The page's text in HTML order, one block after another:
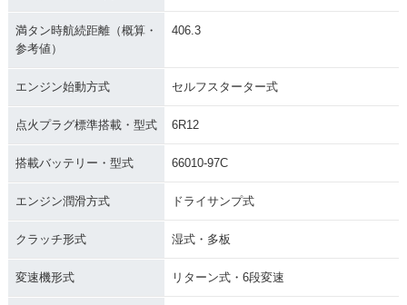
満タン時航続距離（概算・
参考値）
406.3
エンジン始動方式 セルフスターター式
点火プラグ標準搭載・型式 6R12
搭載バッテリー・型式 66010-97C
エンジン潤滑方式 ドライサンプ式
クラッチ形式 湿式・多板
変速機形式 リターン式・6段変速